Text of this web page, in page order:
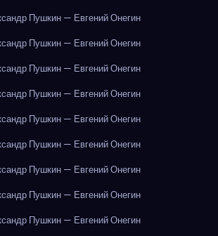
Пушкин — Евгений Онегин
Пушкин — Евгений Онегин
Пушкин — Евгений Онегин
Пушкин — Евгений Онегин
Пушкин — Евгений Онегин
Пушкин — Евгений Онегин
Пушкин — Евгений Онегин
Пушкин — Евгений Онегин
Пушкин — Евгений Онегин